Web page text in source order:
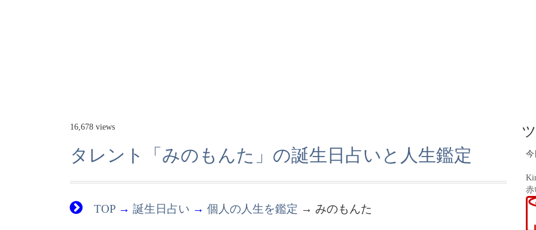
16,678 views
タレント「みのもんた」の誕生日占いと人生鑑定
TOP → 誕生日占い → 個人の人生を鑑定 → みのもんた
今
赤